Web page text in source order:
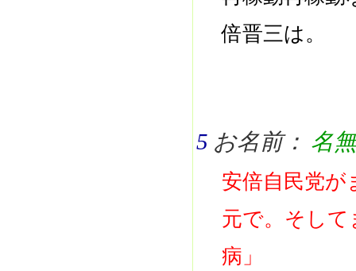
倍晋三は。
5 お名前： 名
安倍自民党が
元で。そして
病」